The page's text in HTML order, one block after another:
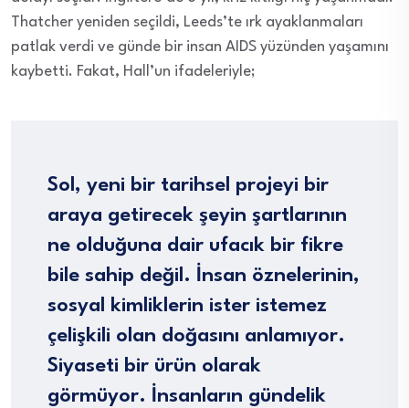
Thatcher yeniden seçildi, Leeds’te ırk ayaklanmaları
patlak verdi ve günde bir insan AIDS yüzünden yaşamını
kaybetti. Fakat, Hall’un ifadeleriyle;
Sol, yeni bir tarihsel projeyi bir
araya getirecek şeyin şartlarının
ne olduğuna dair ufacık bir fikre
bile sahip değil. İnsan öznelerinin,
sosyal kimliklerin ister istemez
çelişkili olan doğasını anlamıyor.
Siyaseti bir ürün olarak
görmüyor. İnsanların gündelik